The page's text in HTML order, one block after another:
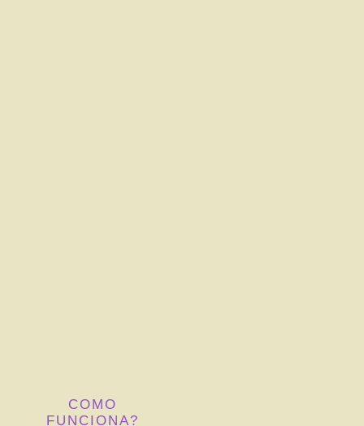
COMO
FUNCIONA?